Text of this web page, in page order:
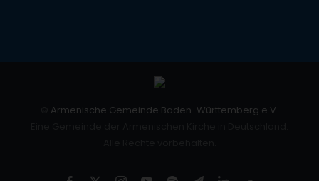
Armenische Gemeinde Baden-Württemberg e.V.